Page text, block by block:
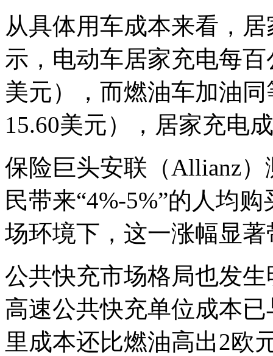
从具体用车成本来看，
示，电动车居家充电每
美元），而燃油车加油
15.60美元），居家充电
保险巨头安联（Allianz
民带来“4%-5%”的人均
场环境下，这一涨幅显
公共快充市场格局也发
高速公共快充单位成本
里成本还比燃油高出2欧